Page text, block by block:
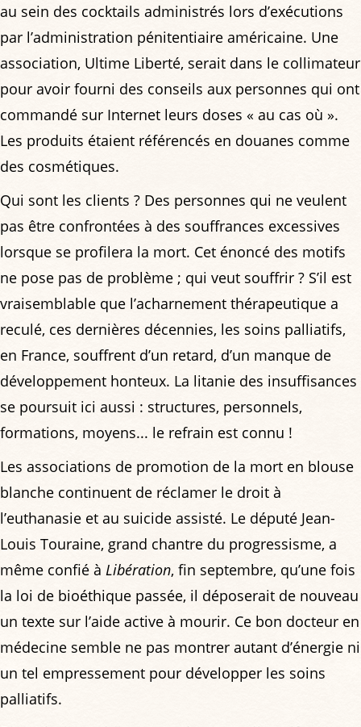
au sein des cocktails administrés lors d’exécutions
par l’administration pénitentiaire américaine. Une
association, Ultime Liberté, serait dans le collimateur
pour avoir fourni des conseils aux personnes qui ont
commandé sur Internet leurs doses « au cas où ».
Les produits étaient référencés en douanes comme
des cosmétiques.
Qui sont les clients ? Des personnes qui ne veulent
pas être confrontées à des souffrances excessives
lorsque se profilera la mort. Cet énoncé des motifs
ne pose pas de problème ; qui veut souffrir ? S’il est
vraisemblable que l’acharnement thérapeutique a
reculé, ces dernières décennies, les soins palliatifs,
en France, souffrent d’un retard, d’un manque de
développement honteux. La litanie des insuffisances
se poursuit ici aussi : structures, personnels,
formations, moyens... le refrain est connu !
Les associations de promotion de la mort en blouse
blanche continuent de réclamer le droit à
l’euthanasie et au suicide assisté. Le député Jean-
Louis Touraine, grand chantre du progressisme, a
même confié à Libération, fin septembre, qu’une fois
la loi de bioéthique passée, il déposerait de nouveau
un texte sur l’aide active à mourir. Ce bon docteur en
médecine semble ne pas montrer autant d’énergie ni
un tel empressement pour développer les soins
palliatifs.